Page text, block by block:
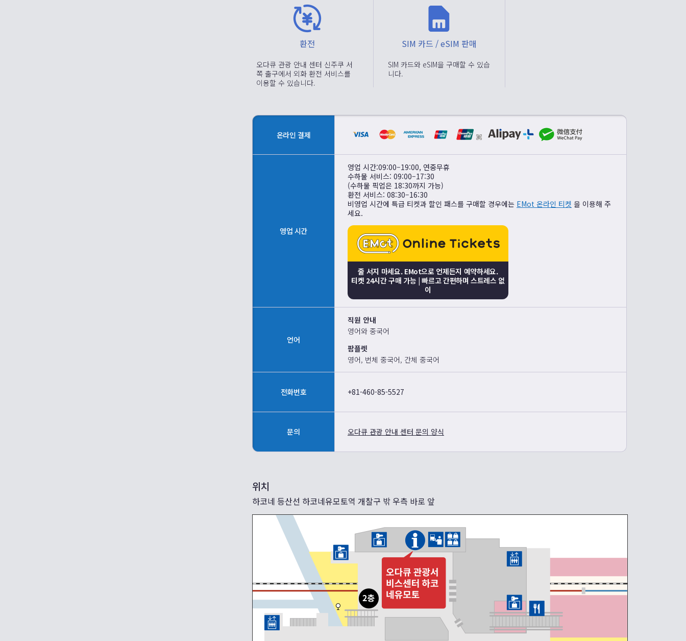
환전
오다큐 관광 안내 센터 신주쿠 서
쪽 출구에서 외화 환전 서비스를
이용할 수 있습니다.
SIM 카드 / eSIM 판매
SIM 카드와 eSIM을 구매할 수 있습
니다.
온라인 결제
영업 시간
영업 시간:09:00–19:00, 연중무휴
수하물 서비스: 09:00–17:30
(수하물 픽업은 18:30까지 가능)
환전 서비스: 08:30–16:30
비영업 시간에 특급 티켓과 할인 패스를 구매할 경우에는 EMot 온라인 티켓 을 이용해 주
세요.
줄 서지 마세요. EMot으로 언제든지 예약하세요.
티켓 24시간 구매 가능 | 빠르고 간편하며 스트레스 없
이
언어
직원 안내
영어와 중국어
팜플렛
영어, 번체 중국어, 간체 중국어
전화번호 +81-460-85-5527
문의 오다큐 관광 안내 센터 문의 양식
위치
하코네 등산선 하코네유모토역 개찰구 밖 우측 바로 앞